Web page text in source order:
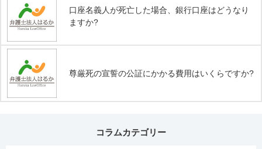
口座名義人が死亡した場合、銀行口座はどうなり
ますか?
尊厳死の宣誓の公証にかかる費用はいくらですか?
コラムカテゴリー